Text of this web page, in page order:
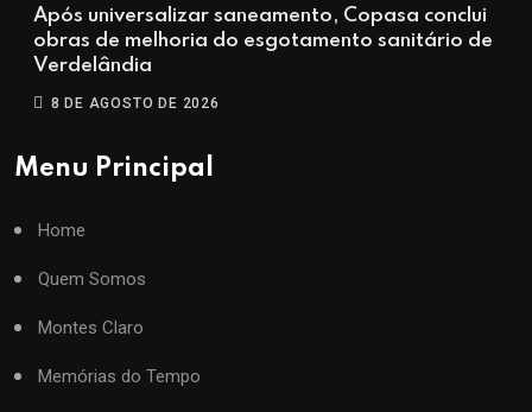
Após universalizar saneamento, Copasa conclui
obras de melhoria do esgotamento sanitário de
Verdelândia
8 DE AGOSTO DE 2026
Menu Principal
Home
Quem Somos
Montes Claro
Memórias do Tempo